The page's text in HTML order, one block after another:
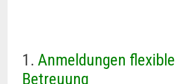
1.Anmeldungen flexible
Betreuung